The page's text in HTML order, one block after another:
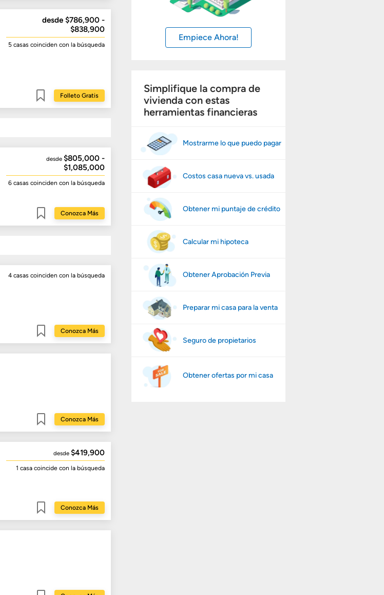
desde $786,900 -
$838,900
5 casascoinciden con la búsqueda
Folleto Gratis
desde$805,000 -
$1,085,000
6 casascoinciden con la búsqueda
Conozca Más
4 casascoinciden con la búsqueda
Conozca Más
Conozca Más
desde$419,900
1 casacoincide con la búsqueda
Conozca Más
Empiece Ahora!
Simplifique la compra de
vivienda con estas
herramientas financieras
Mostrarme lo que puedo pagar
Costos casa nueva vs. usada
Obtener mi puntaje de crédito
Calcular mi hipoteca
Obtener Aprobación Previa
Preparar mi casa para la venta
Seguro de propietarios
Obtener ofertas por mi casa